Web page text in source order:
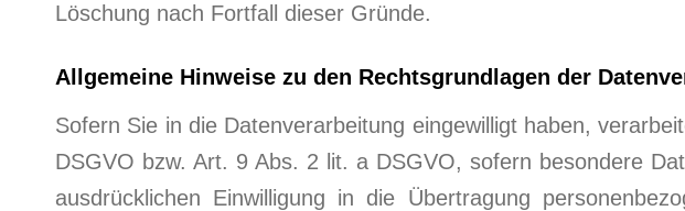
Löschung nach Fortfall dieser Gründe.
Allgemeine Hinweise zu den Rechtsgrundlagen der
Sofern Sie in die Datenverarbeitung eingewilligt haben,
DSGVO bzw. Art. 9 Abs. 2 lit. a DSGVO, sofern besondere
ausdrücklichen Einwilligung in die Übertragung